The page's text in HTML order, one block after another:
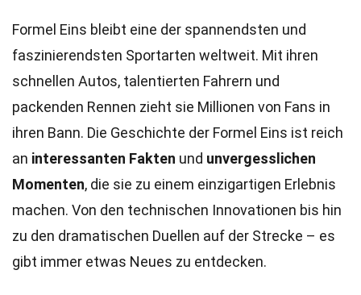
Formel Eins bleibt eine der spannendsten und
faszinierendsten Sportarten weltweit. Mit ihren
schnellen Autos, talentierten Fahrern und
packenden Rennen zieht sie Millionen von Fans in
ihren Bann. Die Geschichte der Formel Eins ist reich
an interessanten Fakten und unvergesslichen
Momenten, die sie zu einem einzigartigen Erlebnis
machen. Von den technischen Innovationen bis hin
zu den dramatischen Duellen auf der Strecke – es
gibt immer etwas Neues zu entdecken.